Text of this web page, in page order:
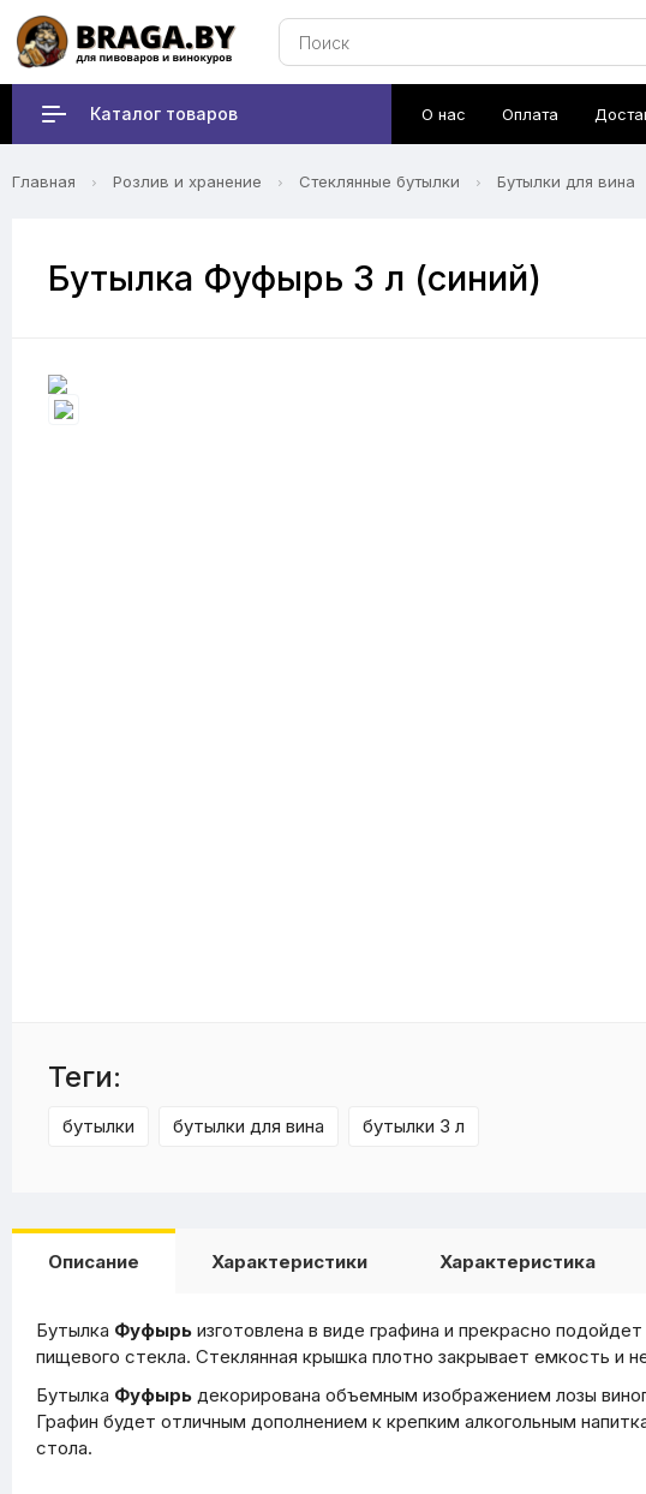
Каталог товаров О нас Оплата
Главная Розлив и хранение Стеклянные бутылки Бутылки для вина
Бутылка Фуфырь 3 л (синий)
Теги:
бутылки бутылки для вина бутылки 3 л
Описание Характеристики Характеристика
Бутылка Фуфырь изготовлена в виде графина и прекрасно
пищевого стекла. Стеклянная крышка плотно закрывает емкость и
Бутылка Фуфырь декорирована объемным изображением лозы
Графин будет отличным дополнением к крепким алкогольным
стола.